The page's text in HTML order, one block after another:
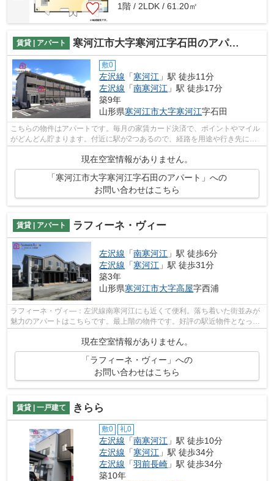
1階 / 2LDK / 61.20㎡
賃貸 | アパート 寒河江市大字寒河江字石田のアパート
敷0
左沢線 「寒河江 」駅 徒歩11分
左沢線 「南寒河江 」駅 徒歩17分
築9年
山形県寒河江市大字寒河江字石田
こちらの物件はアパートです。毎月の家賃カード決済で、ポイントやマイル
がどんどん貯まります。付近に駅が2つあるので、経路を用途や行き先によ
現在空室情報がありません。
「寒河江市大字寒河江字石田のアパート」への
お問い合わせはこちら
賃貸 | アパート ラフィーネ・ヴィー
左沢線 「南寒河江 」駅 徒歩6分
左沢線 「寒河江 」駅 徒歩31分
築3年
山形県寒河江市大字高屋字西浦
ラフィーネ・ヴィ―：左沢線南寒河江にも近くて便利。落ち着いた街並みが
魅力のアパートはこちらです。最上階の物件です。好評の駅近物件となって
おり、駅より徒歩6分に立地しています...
現在空室情報がありません。
「ラフィーネ・ヴィー」への
お問い合わせはこちら
賃貸 | 一戸建て きらら
敷0 礼0
左沢線 「南寒河江 」駅 徒歩10分
左沢線 「寒河江 」駅 徒歩34分
左沢線 「羽前長崎 」駅 徒歩34分
築10年